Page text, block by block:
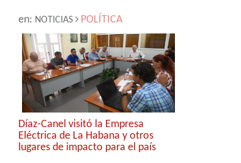
en: NOTICIAS POLÍTICA
Díaz-Canel visitó la Empresa
Eléctrica de La Habana y otros
lugares de impacto para el país